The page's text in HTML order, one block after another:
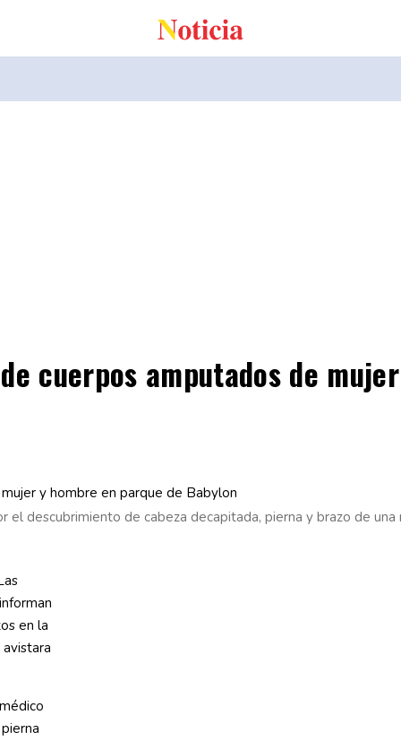
cuerpos amputados de
el descubrimiento de cabeza decapitada, pierna y brazo de
en la